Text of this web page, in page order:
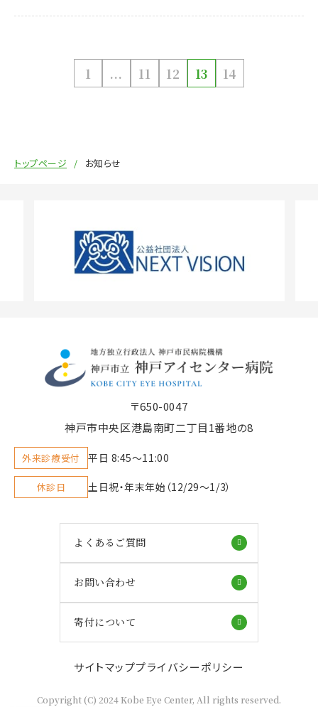
1 ... 11 12 13 14
トップページ お知らせ
〒650-0047
神戸市中央区港島南町二丁目1番地の8
外来診療受付 平日 8:45〜11:00
休診日 土日祝・年末年始（12/29～1/3）
よくあるご質問
お問い合わせ
寄付について
サイトマッププライバシーポリシー
Copyright (C) 2024 Kobe Eye Center, All rights reserved.